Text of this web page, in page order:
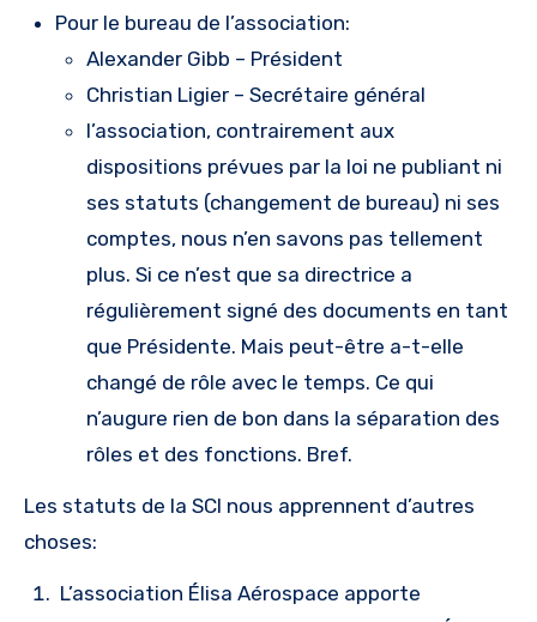
Pour le bureau de l’association:
Alexander Gibb – Président
Christian Ligier – Secrétaire général
l’association, contrairement aux
dispositions prévues par la loi ne publiant ni
ses statuts (changement de bureau) ni ses
comptes, nous n’en savons pas tellement
plus. Si ce n’est que sa directrice a
régulièrement signé des documents en tant
que Présidente. Mais peut-être a-t-elle
changé de rôle avec le temps. Ce qui
n’augure rien de bon dans la séparation des
rôles et des fonctions. Bref.
Les statuts de la SCI nous apprennent d’autres
choses:
L’association Élisa Aérospace apporte